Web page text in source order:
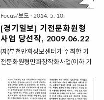
논평과 함께 창천수호위에 대한 감
상의 폭을 넓혀 줄 국내외 다른 만화
1990년대 한국 만화계의 거인으로
군림했던 이현세는 ‘천국의 신화’가
검찰과 마찰을 빚으면서 작품적으
로 다운이 되는 시기를 맞았다. 하지
다. 한 번 몸을 일으키니 ‘과연 이현
세다’ 싶다. 나는 그를 ‘호랑이의 눈
Focus/보도 · 2014. 5. 10.
[경기일보] 기전문화원형
사업 당선작, 2009.06.22
(재)부천만화정보센터가 주최한 기
전문화원형만화창작화사업(이하 기
세훈 작가의 ‘물위를 뛰다’(가제)가
최종 선정됐다. ‘물위를 뛰다’는 조